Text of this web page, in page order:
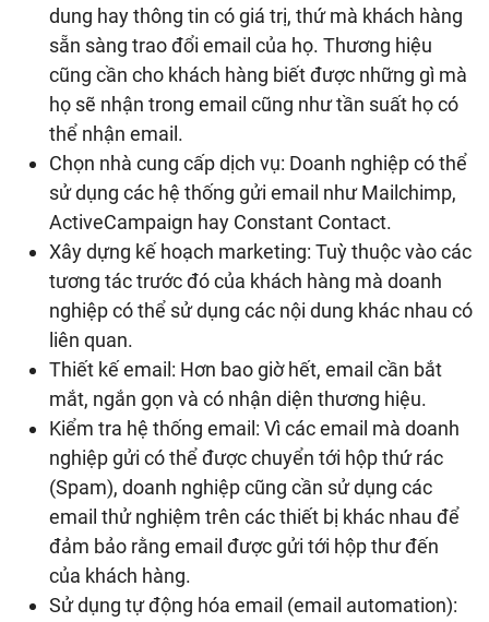
dung hay thông tin có giá trị, thứ mà khách hàng
sẵn sàng trao đổi email của họ. Thương hiệu
cũng cần cho khách hàng biết được những gì mà
họ sẽ nhận trong email cũng như tần suất họ có
thể nhận email.
Chọn nhà cung cấp dịch vụ: Doanh nghiệp có thể
sử dụng các hệ thống gửi email như Mailchimp,
ActiveCampaign hay Constant Contact.
Xây dựng kế hoạch marketing: Tuỳ thuộc vào các
tương tác trước đó của khách hàng mà doanh
nghiệp có thể sử dụng các nội dung khác nhau có
liên quan.
Thiết kế email: Hơn bao giờ hết, email cần bắt
mắt, ngắn gọn và có nhận diện thương hiệu.
Kiểm tra hệ thống email: Vì các email mà doanh
nghiệp gửi có thể được chuyển tới hộp thứ rác
(Spam), doanh nghiệp cũng cần sử dụng các
email thử nghiệm trên các thiết bị khác nhau để
đảm bảo rằng email được gửi tới hộp thư đến
của khách hàng.
Sử dụng tự động hóa email (email automation):